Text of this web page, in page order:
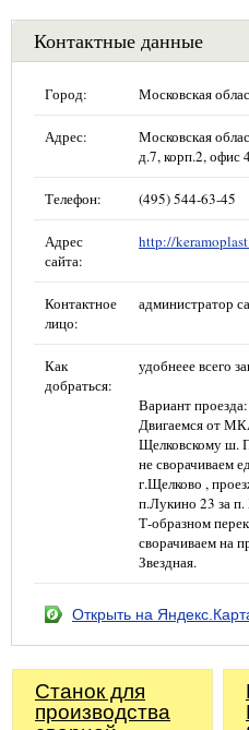
Контактные данные
Город: Московская
Адрес:
Московская
д.7, корп.2, офис
Телефон: (495) 544-63-45
Адрес
сайта:
http://
Контактное
лицо:
администратор
Как
добраться:
удобнеее всего
Вариант проезда:
Двигаемся от
Щелковскому ш.
не сворачиваем
г.Щелково ,
п.Лукино 23 за
Т-образном
сворачиваем на
Звездная.
Открыть на
Станок для
производства